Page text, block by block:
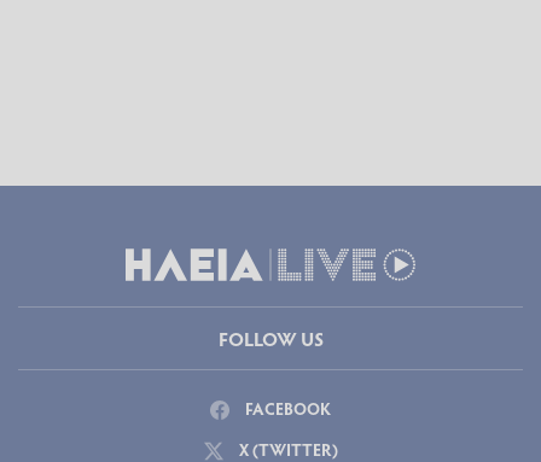
FOLLOW US
FACEBOOK
X (TWITTER)